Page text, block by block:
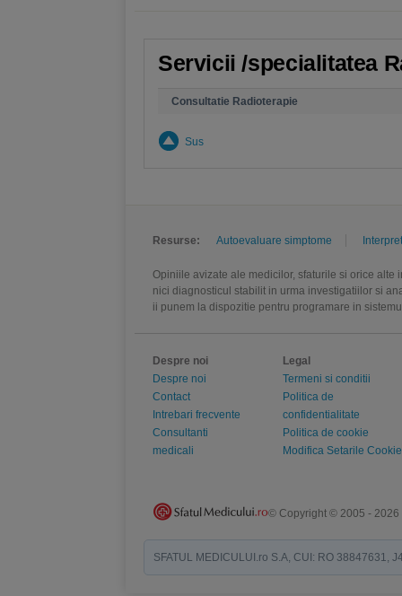
Servicii /specialitatea
Consultatie Radioterapie
Sus
Resurse: Autoevaluare simptome
Opiniile avizate ale medicilor, sfaturile si orice
nici diagnosticul stabilit in urma investigatiilor si
ii punem la dispozitie pentru programare in
Despre noi
Despre noi
Contact
Intrebari frecvente
Consultanti
medicali
Legal
Termeni si conditii
Politica de
confidentialitate
Politica de cookie
Modifica Setarile Cookie
© Copyright © 2005 - 2026
SFATUL MEDICULUI.ro S.A, CUI: RO 38847631,